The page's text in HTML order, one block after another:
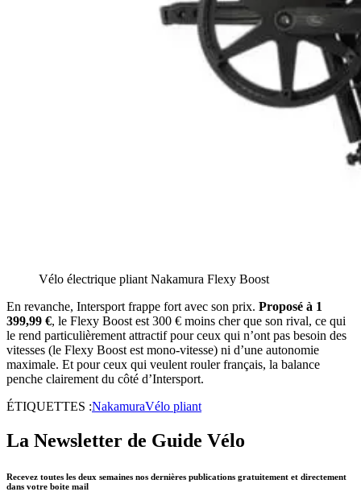
Vélo électrique pliant Nakamura Flexy Boost
En revanche, Intersport frappe fort avec son prix. Proposé à 1
399,99 €, le Flexy Boost est 300 € moins cher que son rival, ce qui
le rend particulièrement attractif pour ceux qui n’ont pas besoin des
vitesses (le Flexy Boost est mono-vitesse) ni d’une autonomie
maximale. Et pour ceux qui veulent rouler français, la balance
penche clairement du côté d’Intersport.
ÉTIQUETTES :NakamuraVélo pliant
La Newsletter de Guide Vélo
Recevez toutes les deux semaines nos dernières publications gratuitement et directement
dans votre boite mail